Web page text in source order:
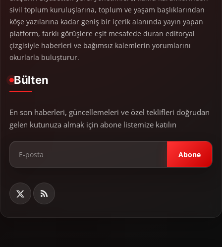
sivil toplum kuruluşlarına, toplum ve yaşam başlıklarından
köşe yazılarına kadar geniş bir içerik alanında yayın yapan
platform, farklı görüşlere eşit mesafede duran editoryal
çizgisiyle haberleri ve bağımsız kalemlerin yorumlarını
okurlarla buluşturur.
Bülten
En son haberleri, güncellemeleri ve özel teklifleri doğrudan
gelen kutunuza almak için abone listemize katılın
Abone